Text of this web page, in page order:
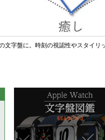
文字盤に。時刻の視認性やスタイ